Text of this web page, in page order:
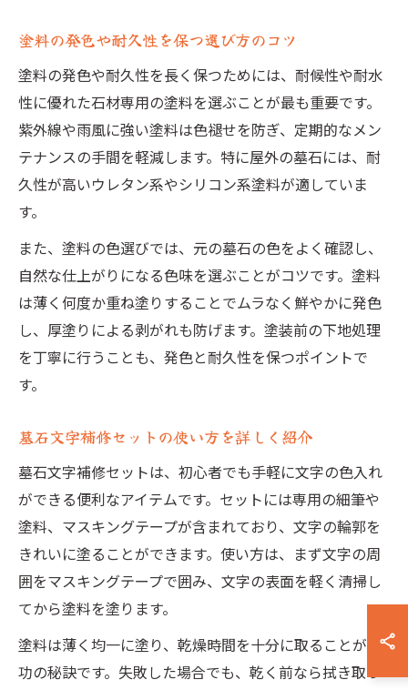
塗料の発色や耐久性を保つ選び方のコツ
塗料の発色や耐久性を長く保つためには、耐候性や耐水
性に優れた石材専用の塗料を選ぶことが最も重要です。
紫外線や雨風に強い塗料は色褪せを防ぎ、定期的なメン
テナンスの手間を軽減します。特に屋外の墓石には、耐
久性が高いウレタン系やシリコン系塗料が適していま
す。
また、塗料の色選びでは、元の墓石の色をよく確認し、
自然な仕上がりになる色味を選ぶことがコツです。塗料
は薄く何度か重ね塗りすることでムラなく鮮やかに発色
し、厚塗りによる剥がれも防げます。塗装前の下地処理
を丁寧に行うことも、発色と耐久性を保つポイントで
す。
墓石文字補修セットの使い方を詳しく紹介
墓石文字補修セットは、初心者でも手軽に文字の色入れ
ができる便利なアイテムです。セットには専用の細筆や
塗料、マスキングテープが含まれており、文字の輪郭を
きれいに塗ることができます。使い方は、まず文字の周
囲をマスキングテープで囲み、文字の表面を軽く清掃し
てから塗料を塗ります。
塗料は薄く均一に塗り、乾燥時間を十分に取ることが成
功の秘訣です。失敗した場合でも、乾く前なら拭き取っ